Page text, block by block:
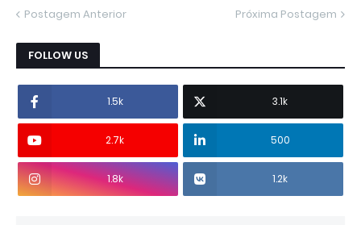
Postagem Anterior Próxima Postagem
FOLLOW US
1.5k 3.1k
2.7k 500
1.8k 1.2k